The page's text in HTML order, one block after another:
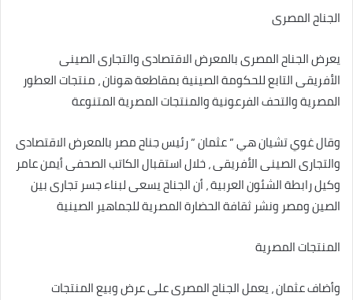
الجناح المصرى
يعرض الجناح المصرى بالمعرض الاقتصادى والتجارى الصينى
الأفريقى التابع للحكومة الصينية بمقاطعة هونان ، منتجات العطور
المصرية والتحف الفرعونية والمنتجات المصرية المتنوعة
وقال غوي تشيان هي ” عثمان ” رئيس جناح مصر بالمعرض الاقتصادى
والتجارى الصينى الأفريقى ، خلال استقبال الكاتب الصحفى أيمن عامر
وكيل رابطة الشئون العربية ، أن الجناح يسعى لبناء جسر تجارى بين
الصين ومصر ونشر ثقافة الحضارة المصرية للجماهير الصينية
المنتجات المصرية
وأضاف عثمان ، يعمل الجناح المصرى على عرض وبيع المنتجات